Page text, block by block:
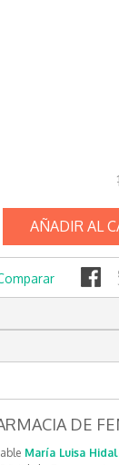
AÑADIR AL
DE
María Luisa